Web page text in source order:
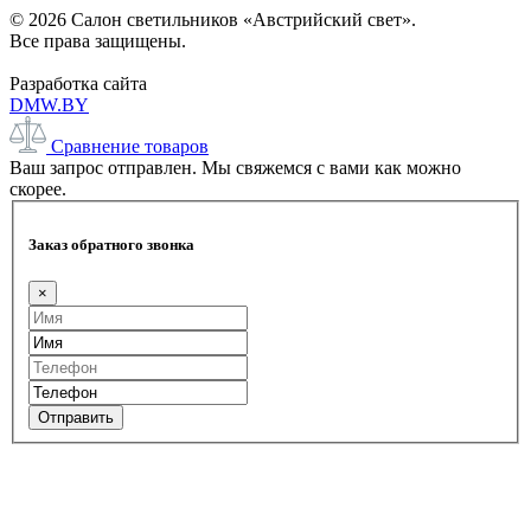
© 2026 Салон светильников «Австрийский свет».
Все права защищены.
Разработка сайта
DMW.BY
Сравнение товаров
Ваш запрос отправлен. Мы свяжемся с вами как можно
скорее.
Заказ обратного звонка
×
Отправить